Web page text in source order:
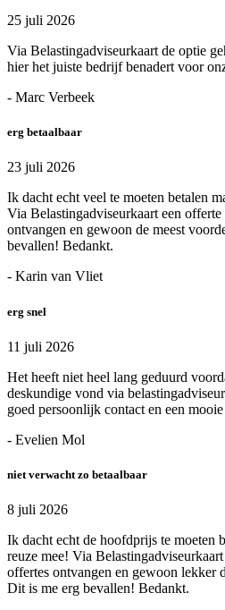
25 juli 2026
Via Belastingadviseurkaart de optie
hier het juiste bedrijf benadert voor
- Marc Verbeek
erg betaalbaar
23 juli 2026
Ik dacht echt veel te moeten betalen
Via Belastingadviseurkaart een
ontvangen en gewoon de meest
bevallen! Bedankt.
- Karin van Vliet
erg snel
11 juli 2026
Het heeft niet heel lang geduurd
deskundige vond via
goed persoonlijk contact en een
- Evelien Mol
niet verwacht zo betaalbaar
8 juli 2026
Ik dacht echt de hoofdprijs te moeten
reuze mee! Via
offertes ontvangen en gewoon lekker
Dit is me erg bevallen! Bedankt.